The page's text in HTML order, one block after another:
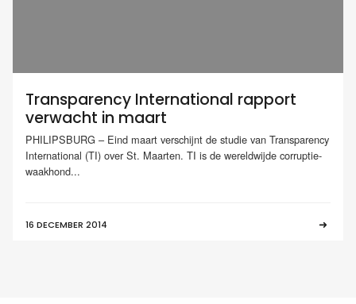
Transparency International rapport
verwacht in maart
PHILIPSBURG – Eind maart verschijnt de studie van Transparency
International (TI) over St. Maarten. TI is de wereldwijde corruptie-
waakhond...
16 DECEMBER 2014